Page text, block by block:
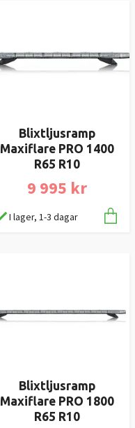
Blixtljusramp
Maxiflare PRO 1400
R65 R10
9 995 kr
I lager, 1-3 dagar
Blixtljusramp
Maxiflare PRO 1800
R65 R10